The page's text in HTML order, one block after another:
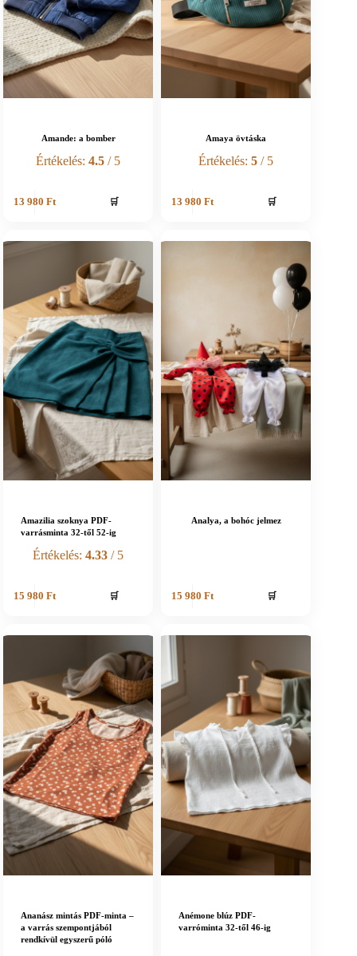
Amande: a bomber
Értékelés:4.5 / 5
13 980 Ft 🛒
Amaya övtáska
Értékelés:5 / 5
13 980 Ft 🛒
Amazilia szoknya PDF-
varrásminta 32-től 52-ig
Értékelés:4.33 / 5
15 980 Ft 🛒
Analya, a bohóc jelmez
15 980 Ft 🛒
Ananász mintás PDF-minta –
a varrás szempontjából
rendkívül egyszerű póló
Anémone blúz PDF-
varróminta 32-től 46-ig